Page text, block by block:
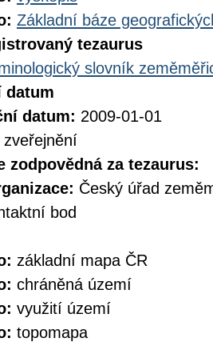
Základní báze
tezaurus
slovník
datum
datum: 2009-01-01
zveřejnění
zodpovědná za tezaurus:
Český úřad
bod
základní mapa ČR
chráněná území
využití území
topomapa